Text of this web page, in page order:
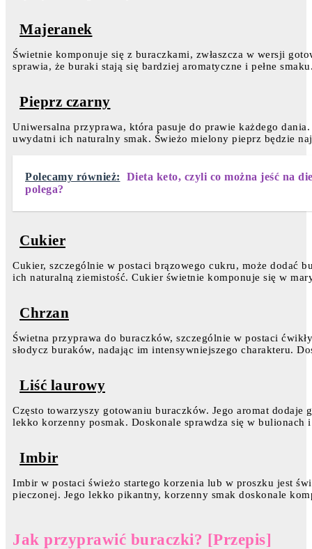
Majeranek
Świetnie komponuje się z buraczkami, zwłaszcza w wersji
sprawia, że buraki stają się bardziej aromatyczne i pełne
Pieprz czarny
Uniwersalna przyprawa, która pasuje do prawie każdego
uwydatni ich naturalny smak. Świeżo mielony pieprz będzie
Polecamy również:
Dieta keto, czyli co można jeść na
polega?
Cukier
Cukier, szczególnie w postaci brązowego cukru, może dodać
ich naturalną ziemistość. Cukier świetnie komponuje się w
Chrzan
Świetna przyprawa do buraczków, szczególnie w postaci
słodycz buraków, nadając im intensywniejszego charakteru.
Liść laurowy
Często towarzyszy gotowaniu buraczków. Jego aromat dodaje
lekko korzenny posmak. Doskonale sprawdza się w bulionach
Imbir
Imbir w postaci świeżo startego korzenia lub w proszku jest
pieczonej. Jego lekko pikantny, korzenny smak doskonale
Jak przyprawić buraczki? [Przepis]